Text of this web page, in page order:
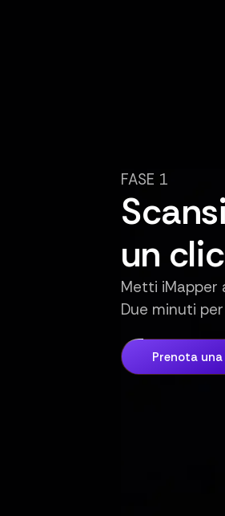
FASE 1
un clic
Metti iMapper
Due minuti
Prenota una